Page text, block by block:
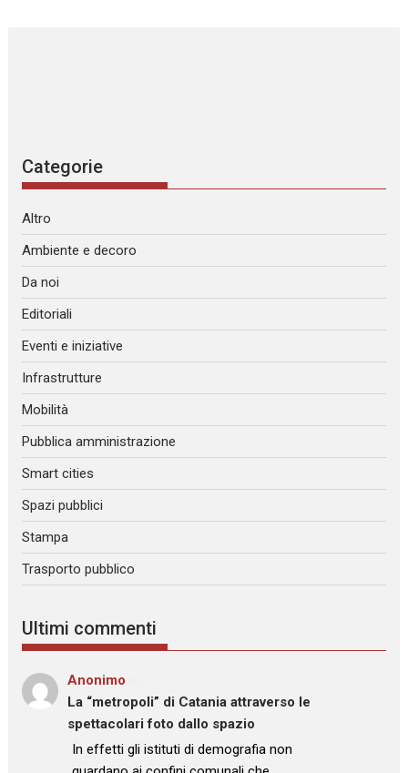
Categorie
Altro
Ambiente e decoro
Da noi
Editoriali
Eventi e iniziative
Infrastrutture
Mobilità
Pubblica amministrazione
Smart cities
Spazi pubblici
Stampa
Trasporto pubblico
Ultimi commenti
Anonimo
La “metropoli” di Catania attraverso le
spettacolari foto dallo spazio
: “
In effetti gli istituti di demografia non